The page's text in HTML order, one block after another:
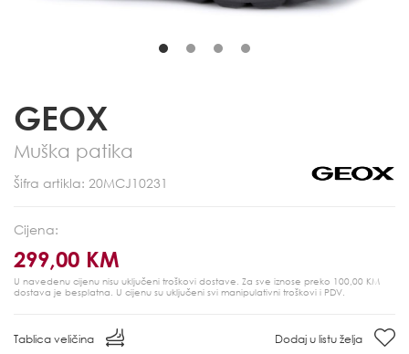
GEOX
Muška patika
Šifra artikla: 20MCJ10231
Cijena:
299,00 KM
U navedenu cijenu nisu uključeni troškovi dostave. Za sve iznose preko 100,00 KM
dostava je besplatna. U cijenu su uključeni svi manipulativni troškovi i PDV.
Tablica veličina Dodaj u listu želja